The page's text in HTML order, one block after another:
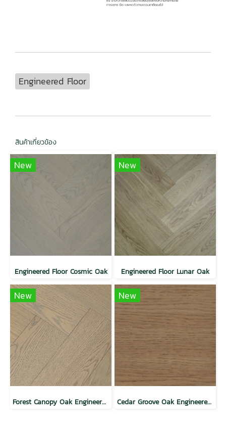
Engineered Floor
สินค้าเกี่ยวข้อง
New
Engineered Floor Cosmic Oak
New
Engineered Floor Lunar Oak
New
Forest Canopy Oak Engineered Floor
New
Cedar Groove Oak Engineered Floor